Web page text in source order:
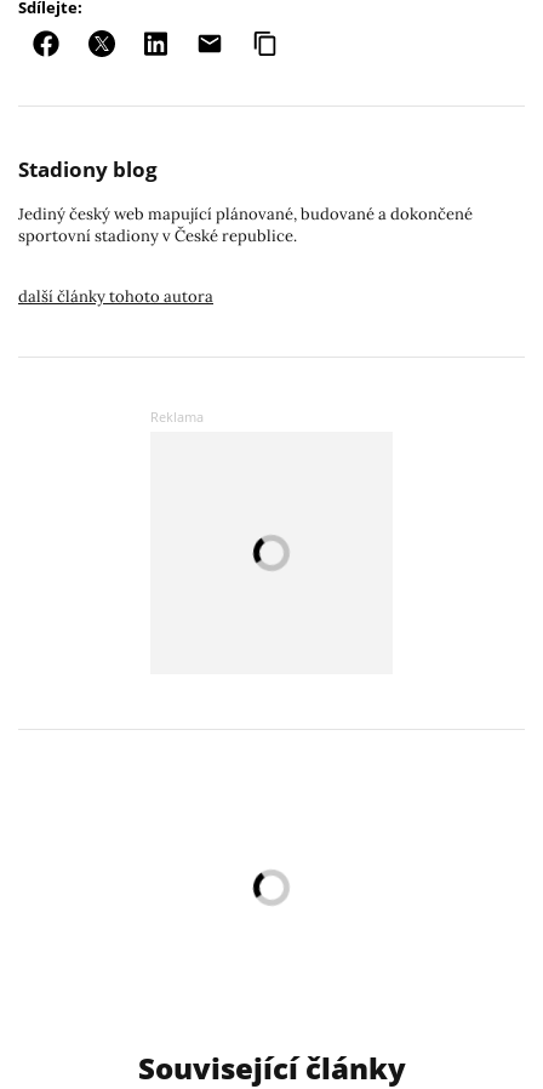
Sdílejte:
Stadiony blog
Jediný český web mapující plánované, budované a dokončené
sportovní stadiony v České republice.
další články tohoto autora
Související články